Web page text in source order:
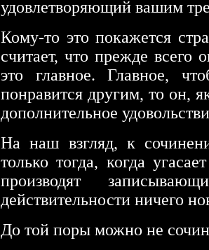
удовлетворяющий вашим
Кому-то это покажется
считает, что прежде всего
это главное. Главное,
понравится другим, то он,
дополнительное
На наш взгляд, к
только тогда, когда
производят
действительности ничего
До той поры можно не